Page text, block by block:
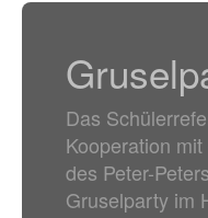
Das
Kooperation
des Peter-
Gruselparty im